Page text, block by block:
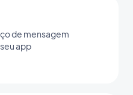
de mensagem
app